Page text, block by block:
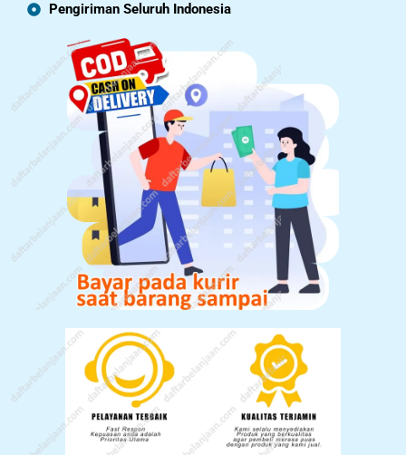
Pengiriman Seluruh Indonesia